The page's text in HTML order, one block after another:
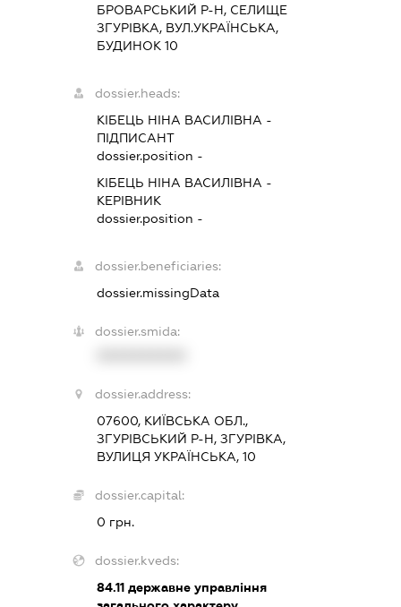
БРОВАРСЬКИЙ Р-Н, СЕЛИЩЕ
ЗГУРІВКА, ВУЛ.УКРАЇНСЬКА,
БУДИНОК 10
dossier.heads:
КІБЕЦЬ НІНА ВАСИЛІВНА -
ПІДПИСАНТ
dossier.position -
КІБЕЦЬ НІНА ВАСИЛІВНА -
КЕРІВНИК
dossier.position -
dossier.beneficiaries:
dossier.missingData
dossier.smida:
dossier.address:
07600, КИЇВСЬКА ОБЛ.,
ЗГУРІВСЬКИЙ Р-Н, ЗГУРІВКА,
ВУЛИЦЯ УКРАЇНСЬКА, 10
dossier.capital:
0 грн.
dossier.kveds:
84.11 державне управління